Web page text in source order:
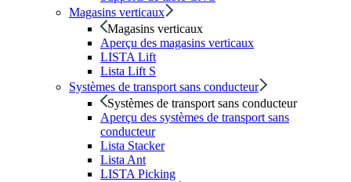
Magasins verticaux
Magasins verticaux
Aperçu des magasins verticaux
LISTA Lift
Lista Lift S
Systèmes de transport sans conducteur
Systèmes de transport sans conducteur
Aperçu des systèmes de transport sans
conducteur
Lista Stacker
Lista Ant
LISTA Picking